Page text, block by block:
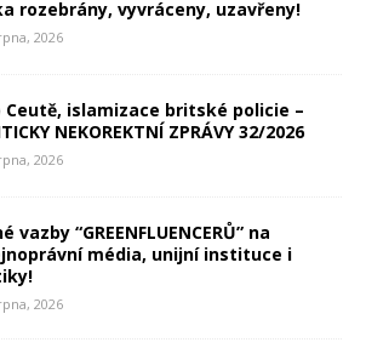
rozebrány, vyvráceny, uzavřeny!
2026
Ceutě, islamizace britské policie –
NEKOREKTNÍ ZPRÁVY 32/2026
2026
vazby “GREENFLUENCERŮ” na
média, unijní instituce i
2026